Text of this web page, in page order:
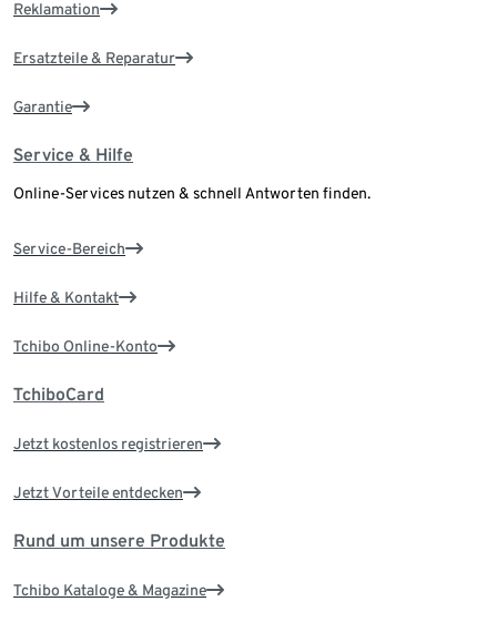
Reklamation
Ersatzteile & Reparatur
Garantie
Service & Hilfe
Online-Services nutzen & schnell Antworten finden.
Service-Bereich
Hilfe & Kontakt
Tchibo Online-Konto
TchiboCard
Jetzt kostenlos registrieren
Jetzt Vorteile entdecken
Rund um unsere Produkte
Tchibo Kataloge & Magazine